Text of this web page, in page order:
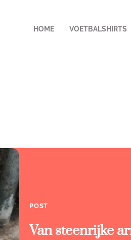
HOME VOETBALSHIRTS
POST
Van steenrijke